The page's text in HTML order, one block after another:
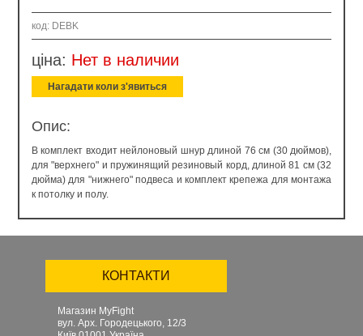
код: DEBK
ціна: Нет в наличии
Нагадати коли з'явиться
Опис:
В комплект входит нейлоновый шнур длиной 76 см (30 дюймов),
для "верхнего" и пружинящий резиновый корд, длиной 81 см (32
дюйма) для "нижнего" подвеса и комплект крепежа для монтажа
к потолку и полу.
КОНТАКТИ
Магазин MyFight
вул. Арх. Городецького, 12/3